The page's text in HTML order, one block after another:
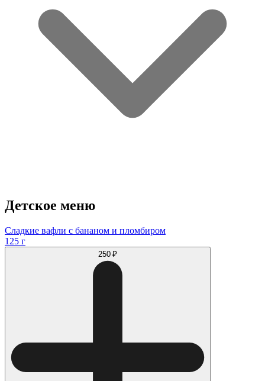
Детское меню
Сладкие вафли с бананом и пломбиром
125 г
250 ₽